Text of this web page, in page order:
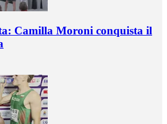
Camilla Moroni conquista il